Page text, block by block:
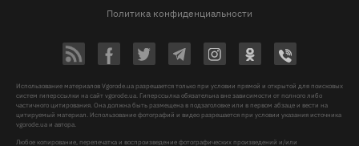
Политика конфиденциальности
Использование материалов Vgorode.ua разрешается только при условии прямой и открытой для поисковых
систем гиперссылки на сайт vgorode.ua. Гиперссылка обязательна вне зависимости от полного либо
частичного цитирования. Она должна быть размещена в подзаголовке или в первом абзаце и вести на
цитируемый материал. Использование фотографий и видео разрешается при условии указания источника
vgorode.ua и автора.
Любое копирование, перепечатка и воспроизведение фотографических произведений и/или